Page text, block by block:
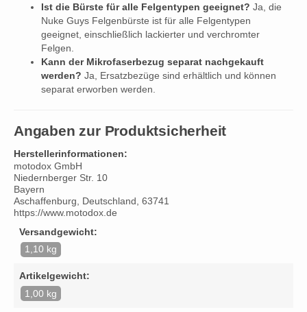
Ist die Bürste für alle Felgentypen geeignet? Ja, die
Nuke Guys Felgenbürste ist für alle Felgentypen
geeignet, einschließlich lackierter und verchromter
Felgen.
Kann der Mikrofaserbezug separat nachgekauft
werden? Ja, Ersatzbezüge sind erhältlich und können
separat erworben werden.
Angaben zur Produktsicherheit
Herstellerinformationen:
motodox GmbH
Niedernberger Str. 10
Bayern
Aschaffenburg, Deutschland, 63741
https://www.motodox.de
Versandgewicht:
1,10 kg
Artikelgewicht:
1,00 kg